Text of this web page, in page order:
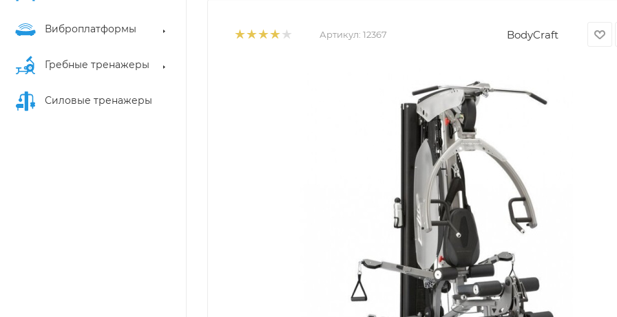
Виброплатформы
Гребные тренажеры
Силовые тренажеры
Артикул: 12367 BodyCraft